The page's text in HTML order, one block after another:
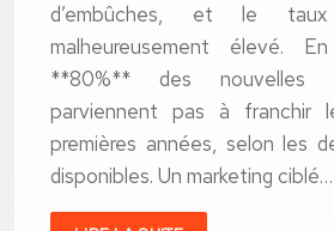
d’embûches, et le
malheureusement élevé.
**80%** des nouvelles
parviennent pas à franchir
premières années, selon les
disponibles. Un marketing ciblé…